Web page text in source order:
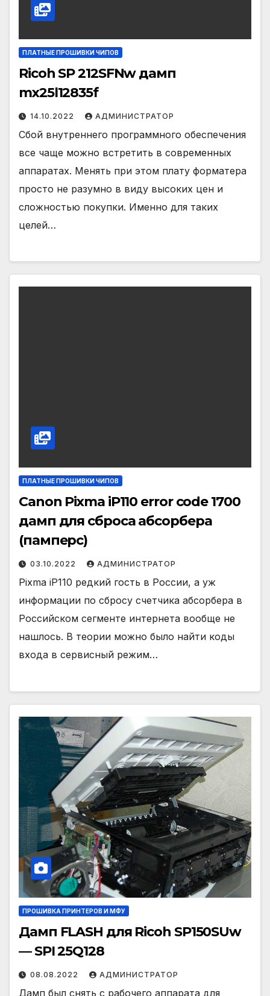
ПЛАТНЫЕ ПРОШИВКИ ЧИПОВ
Ricoh SP 212SFNw дамп
mx25l12835f
14.10.2022 АДМИНИСТРАТОР
Сбой внутреннего программного обеспечения
все чаще можно встретить в современных
аппаратах. Менять при этом плату форматера
просто не разумно в виду высоких цен и
сложностью покупки. Именно для таких
целей…
ПЛАТНЫЕ ПРОШИВКИ ЧИПОВ
Canon Pixma iP110 error code 1700
дамп для сброса абсорбера
(памперс)
03.10.2022 АДМИНИСТРАТОР
Pixma iP110 редкий гость в России, а уж
информации по сбросу счетчика абсорбера в
Российском сегменте интернета вообще не
нашлось. В теории можно было найти коды
входа в сервисный режим…
ПРОШИВКА ПРИНТЕРОВ И МФУ
Дамп FLASH для Ricoh SP150SUw
— SPI 25Q128
08.08.2022 АДМИНИСТРАТОР
Дамп был снять с рабочего аппарата для